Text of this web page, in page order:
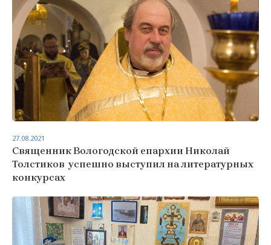
Священник Вологодской епархии Николай
Толстиков успешно выступил на литературных
конкурсах
27.08.2021